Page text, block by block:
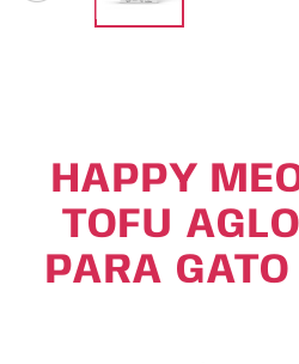
HAPPY
TOFU
PARA